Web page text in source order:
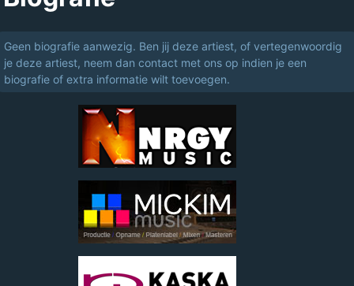
Geen biografie aanwezig. Ben jij deze artiest, of vertegenwoordig
je deze artiest, neem dan contact met ons op indien je een
biografie of extra informatie wilt toevoegen.